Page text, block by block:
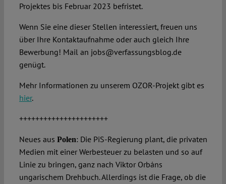
Projektes bis Februar 2023 befristet.
Wenn Sie eine dieser Stellen interessiert, freuen uns
über Ihre Kontaktaufnahme oder auch gleich Ihre
Bewerbung! Mail an jobs@verfassungsblog.de
genügt.
Mehr Informationen zu unserem OZOR-Projekt gibt es
hier.
++++++++++++++++++++++
Neues aus Polen: Die PiS-Regierung plant, die privaten
Medien mit einer Werbesteuer zu belasten und so auf
Linie zu bringen, ganz nach Viktor Orbáns
ungarischem Drehbuch. Allerdings ist die Frage, ob die